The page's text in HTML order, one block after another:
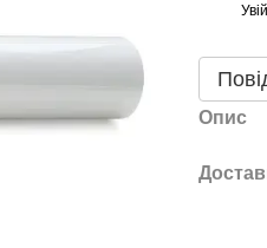
Опис